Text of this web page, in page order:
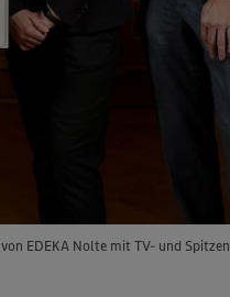
EDEKA Nolte mit TV- und